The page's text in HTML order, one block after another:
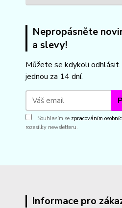
Nepropásněte
a slevy!
Můžete se kdykoli odhlásit.
jednou za 14 dní.
Souhlasím se zpracováním
rozesílky newsletteru.
Informace pro